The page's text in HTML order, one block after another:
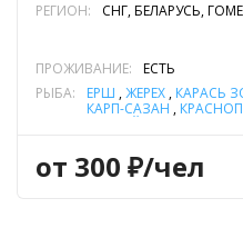
РЕГИОН: СНГ, БЕЛАРУСЬ,
ПРОЖИВАНИЕ:
ЕСТЬ
РЫБА:
ЁРШ ,ЖЕРЕХ , КАРАСЬ
КАРП-САЗАН ,
от 300 ₽/чел